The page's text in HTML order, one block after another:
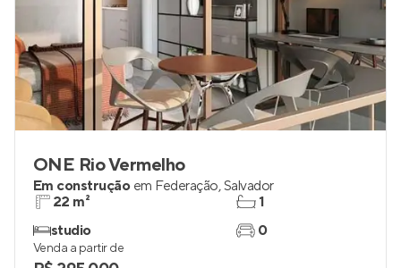
ONE Rio Vermelho
Em construção em Federação,Salvador
22 m²
studio
1
0
Venda a partir de